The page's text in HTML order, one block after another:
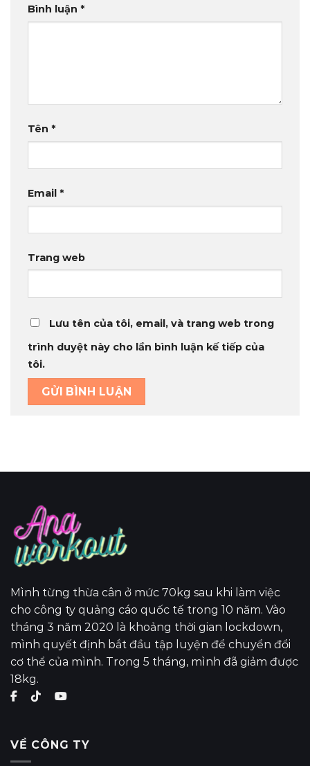
Bình luận *
Tên *
Email *
Trang web
Lưu tên của tôi, email, và trang web trong
trình duyệt này cho lần bình luận kế tiếp của
tôi.
Mình từng thừa cân ở mức 70kg sau khi làm việc
cho công ty quảng cáo quốc tế trong 10 năm. Vào
tháng 3 năm 2020 là khoảng thời gian lockdown,
mình quyết định bắt đầu tập luyện để chuyển đổi
cơ thể của mình. Trong 5 tháng, mình đã giảm được
18kg.
VỀ CÔNG TY